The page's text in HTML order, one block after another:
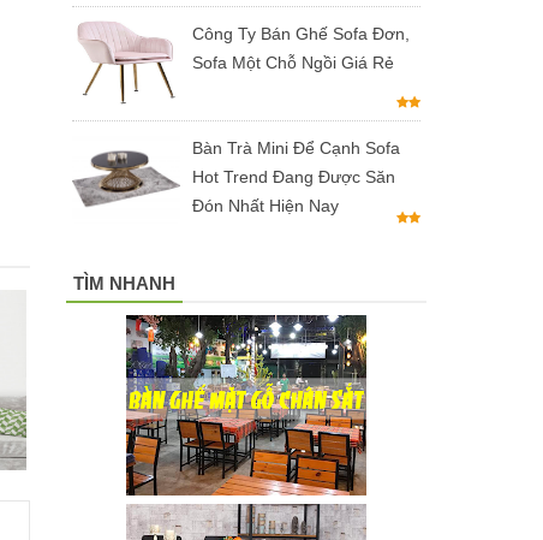
Công Ty Bán Ghế Sofa Đơn,
Sofa Một Chỗ Ngồi Giá Rẻ
Bàn Trà Mini Để Cạnh Sofa
Hot Trend Đang Được Săn
Đón Nhất Hiện Nay
TÌM NHANH